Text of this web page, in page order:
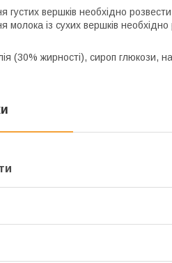
густих вершків необхідно
молока із сухих вершків
(30% жирності), сироп глюкози,